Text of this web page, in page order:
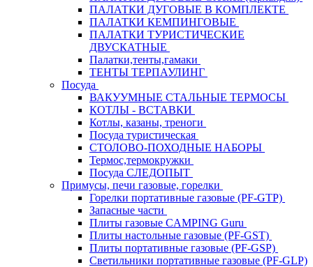
ПАЛАТКИ ДУГОВЫЕ В КОМПЛЕКТЕ
ПАЛАТКИ КЕМПИНГОВЫЕ
ПАЛАТКИ ТУРИСТИЧЕСКИЕ
ДВУСКАТНЫЕ
Палатки,тенты,гамаки
ТЕНТЫ ТЕРПАУЛИНГ
Посуда
ВАКУУМНЫЕ СТАЛЬНЫЕ ТЕРМОСЫ
КОТЛЫ - ВСТАВКИ
Котлы, казаны, треноги
Посуда туристическая
СТОЛОВО-ПОХОДНЫЕ НАБОРЫ
Термос,термокружки
Посуда СЛЕДОПЫТ
Примусы, печи газовые, горелки
Горелки портативные газовые (PF-GTP)
Запасные части
Плиты газовые CAMPING Guru
Плиты настольные газовые (PF-GST)
Плиты портативные газовые (PF-GSP)
Светильники портативные газовые (PF-GLP)